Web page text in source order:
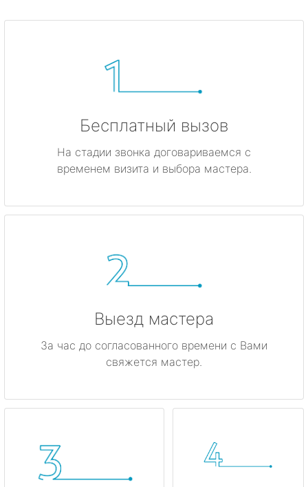
Бесплатный вызов
На стадии звонка договариваемся с
временем визита и выбора мастера.
Выезд мастера
За час до согласованного времени с Вами
свяжется мастер.